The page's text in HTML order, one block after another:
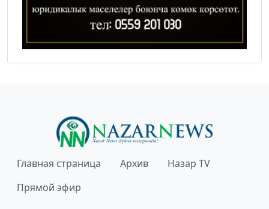
Главная страница Архив
Назар TV
Прямой эфир